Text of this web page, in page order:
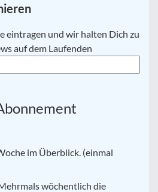
eintragen und wir halten Dich zu
auf dem Laufenden
im Überblick. (einmal
wöchentlich die